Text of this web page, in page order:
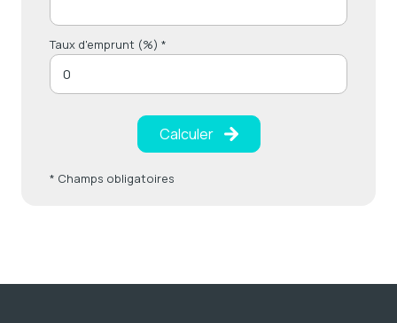
Taux d'emprunt (%) *
Calculer
* Champs obligatoires